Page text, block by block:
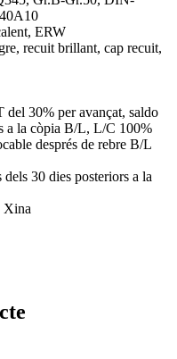
ERW
recuit brillant, cap recuit,
del 30% per avançat, saldo
a la còpia B/L, L/C 100%
després de rebre B/L
30 dies posteriors a la
Xina